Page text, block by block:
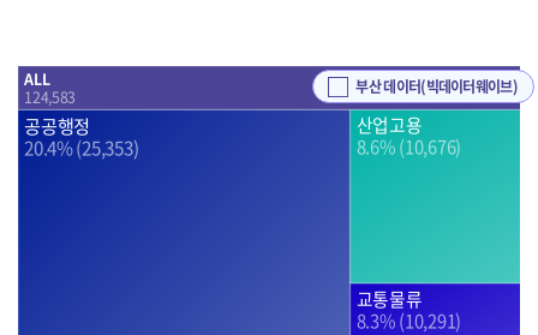
부산 데이터(빅데이터웨이브)
공공행정
20.4% (25,353)
산업고용
8.6% (10,676)
교통물류
8.3% (10,291)
ALL
124,583